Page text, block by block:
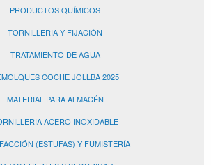
PRODUCTOS QUÍMICOS
TORNILLERIA Y FIJACIÓN
TRATAMIENTO DE AGUA
COCHE JOLLBA 2025
MATERIAL PARA ALMACÉN
ACERO INOXIDABLE
(ESTUFAS) Y FUMISTERÍA